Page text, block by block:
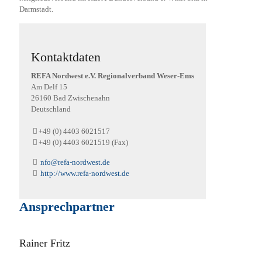
Darmstadt.
Kontaktdaten
REFA Nordwest e.V. Regionalverband Weser-Ems
Am Delf 15
26160 Bad Zwischenahn
Deutschland
+49 (0) 4403 6021517
+49 (0) 4403 6021519 (Fax)
nfo@refa-nordwest.de
http://www.refa-nordwest.de
Ansprechpartner
Rainer Fritz